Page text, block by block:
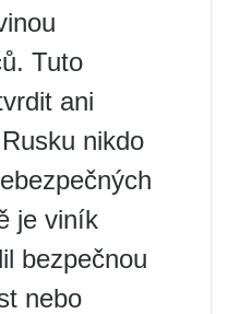
Tuto
ani
nikdo
je viník
bezpečnou
nebo